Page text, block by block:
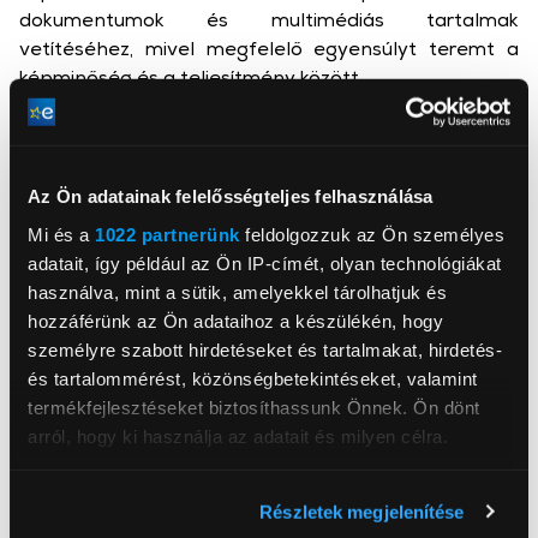
Az Ön adatainak felelősségteljes felhasználása
Mi és a 1022 partnerünk feldolgozzuk az Ön személyes
adatait, így például az Ön IP-címét, olyan technológiákat
használva, mint a sütik, amelyekkel tárolhatjuk és
hozzáférünk az Ön adataihoz a készülékén, hogy
személyre szabott hirdetéseket és tartalmakat, hirdetés-
és tartalommérést, közönségbetekintéseket, valamint
termékfejlesztéseket biztosíthassunk Önnek. Ön dönt
arról, hogy ki használja az adatait és milyen célra.
Részletek megjelenítése
dokumentumok és multimédiás tartalmak
vetítéséhez, mivel megfelelő egyensúlyt teremt a
képminőség és a teljesítmény között.
Fényerő: A projektor 5000 ANSI lumen fényerővel
fényviszonyok között is. Ez különösen előnyös
nagyobb termekben vagy nappali fényben történő
vetítés esetén.
Csatlakozók: D-sub, RCA, USB-A, HDMI, PC Audio kimenet
és bemenet